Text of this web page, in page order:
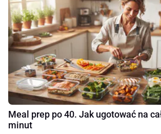
Meal prep po 40. Jak ugotować na
minut